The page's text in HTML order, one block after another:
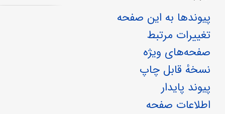
پیوندها به این صفحه
تغییرات مرتبط
صفحه‌های ویژه
نسخهٔ قابل چاپ
پیوند پایدار
اطلاعات صفحه